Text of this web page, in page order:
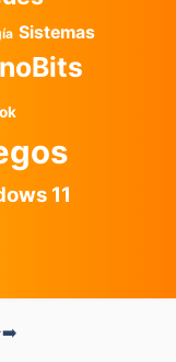
Sistemas
11